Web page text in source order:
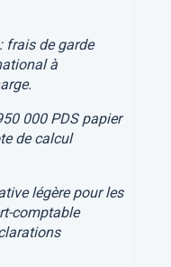
frais de garde
à
000 PDS papier
de calcul
légère pour les
comptable